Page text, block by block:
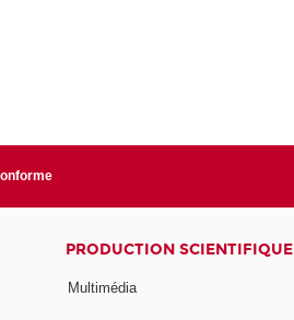
PRODUCTION SCIENTIFIQUE
Multimédia